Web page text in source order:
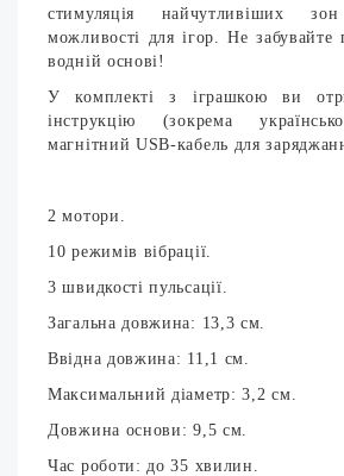
стимуляція найчутливіших
можливості для ігор. Не забувайте
водній основі!
У комплекті з іграшкою ви
інструкцію (зокрема
магнітний USB-кабель для
2 мотори.
10 режимів вібрації.
3 швидкості пульсації.
Загальна довжина: 13,3 см.
Ввідна довжина: 11,1 см.
Максимальний діаметр: 3,2 см.
Довжина основи: 9,5 см.
Час роботи: до 35 хвилин.